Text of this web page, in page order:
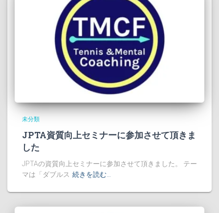
未分類
JPTA資質向上セミナーに参加させて頂きま
した
JPTAの資質向上セミナーに参加させて頂きました。 テー
マは「ダブルス 続きを読む…